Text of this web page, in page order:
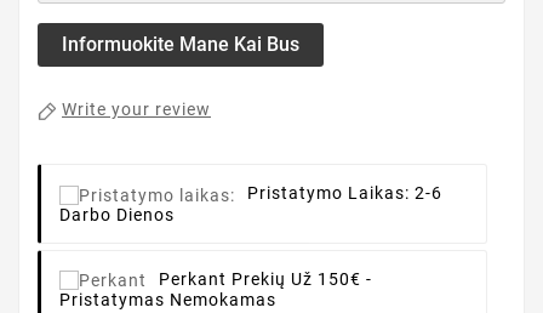
Informuokite Mane Kai Bus
Write your review
Pristatymo Laikas: 2-6
Darbo Dienos
Perkant Prekių Už 150€ -
Pristatymas Nemokamas